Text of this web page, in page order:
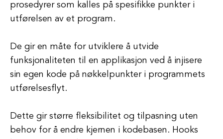
prosedyrer som kalles på spesifikke punkter i
utførelsen av et program.
De gir en måte for utviklere å utvide
funksjonaliteten til en applikasjon ved å injisere
sin egen kode på nøkkelpunkter i programmets
utførelsesflyt.
Dette gir større fleksibilitet og tilpasning uten
behov for å endre kjernen i kodebasen. Hooks